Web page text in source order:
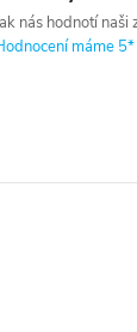
nás hodnotí naši
máme